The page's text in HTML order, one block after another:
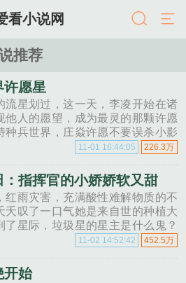
看小说网
推荐
许愿星
流星划过，这一天，李凌开始在诸
他人的愿望，成为最灵的那颗许愿
种兵世界，庄焱许愿不要误杀小影
小马哥等了三年，就是要夺回失去
226.3万
11-01 16:44:05
：指挥官的小娇娇软又甜
红雨灾害，充满酸性难解物质的不
夭叹了一口气她是来自世的种植大
了星际，垃圾星的星主是什么鬼？
际的末等公民？空间在手，星球我
说那个傻子......
452.5万
11-02 14:52:42
开始